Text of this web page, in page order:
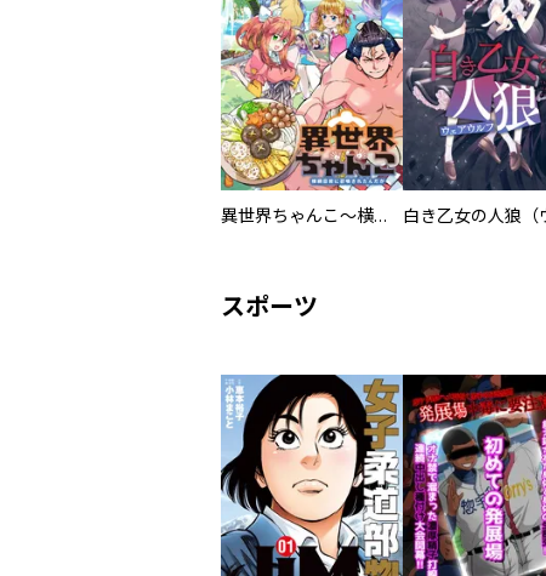
異世界ちゃんこ～横綱目前に召喚されたんだが～ 【連載版】
スポーツ